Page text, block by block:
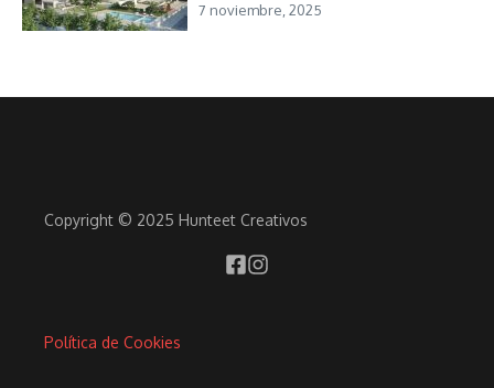
7 noviembre, 2025
Copyright © 2025 Hunteet Creativos
Política de Cookies